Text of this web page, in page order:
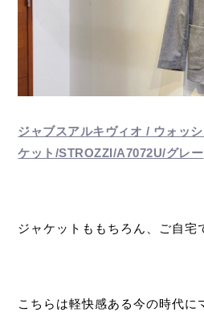
ジャブスアルキヴィオ / ウォッ
ケット/STROZZI/A7072U/グレー
ジャケットももちろん、ご自宅
こちらは軽快感ある今の時代に